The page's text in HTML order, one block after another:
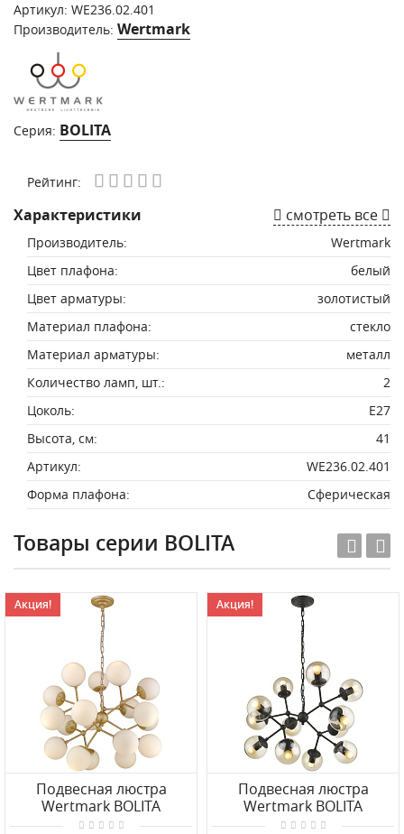
Артикул: WE236.02.401
Производитель: Wertmark
Серия: BOLITA
Рейтинг:
Характеристики смотреть все
Производитель:
Wertmark
Цвет плафона:
белый
Цвет арматуры:
золотистый
Материал плафона:
стекло
Материал арматуры:
металл
Количество ламп, шт.:
2
Цоколь:
E27
Высота, см:
41
Артикул:
WE236.02.401
Форма плафона:
Сферическая
Товары серии BOLITA
Акция!
Подвесная люстра
Wertmark BOLITA
WE236.18.403
Акция!
Подвесная люстра
Wertmark BOLITA
WE236.12.023